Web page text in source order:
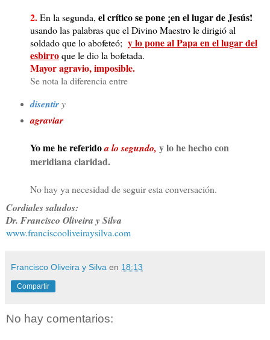
2.En la segunda, el crítico se pone ¡en el lugar de Jesús!
usando las palabras que el Divino Maestro le dirigió al
soldado que lo abofeteó; y lo pone al Papa en el lugar del
esbirroque le dio la bofetada.
Mayor agravio, imposible.
Se nota la diferencia entre
disentiry
agraviar
Yo me he referidoa lo segundo, y lo he hecho con
meridiana claridad.
No hay ya necesidad de seguir esta conversación.
Cordiales saludos:
Dr. Francisco Oliveira y Silva
www.franciscooliveiraysilva.com
Francisco Oliveira y Silva en 18:13
Compartir
No hay comentarios: